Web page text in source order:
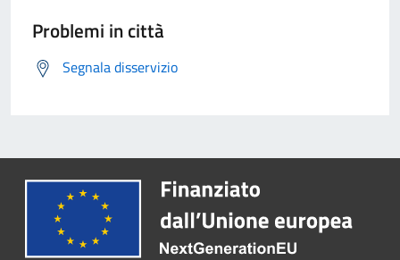
Problemi in città
Segnala disservizio